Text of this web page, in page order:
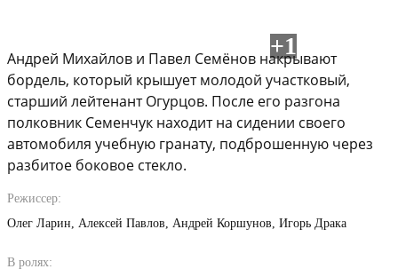
+1
Андрей Михайлов и Павел Семёнов накрывают
бордель, который крышует молодой участковый,
старший лейтенант Огурцов. После его разгона
полковник Семенчук находит на сидении своего
автомобиля учебную гранату, подброшенную через
разбитое боковое стекло.
Режиссер:
Олег Ларин Алексей Павлов Андрей Коршунов Игорь Драка
В ролях: